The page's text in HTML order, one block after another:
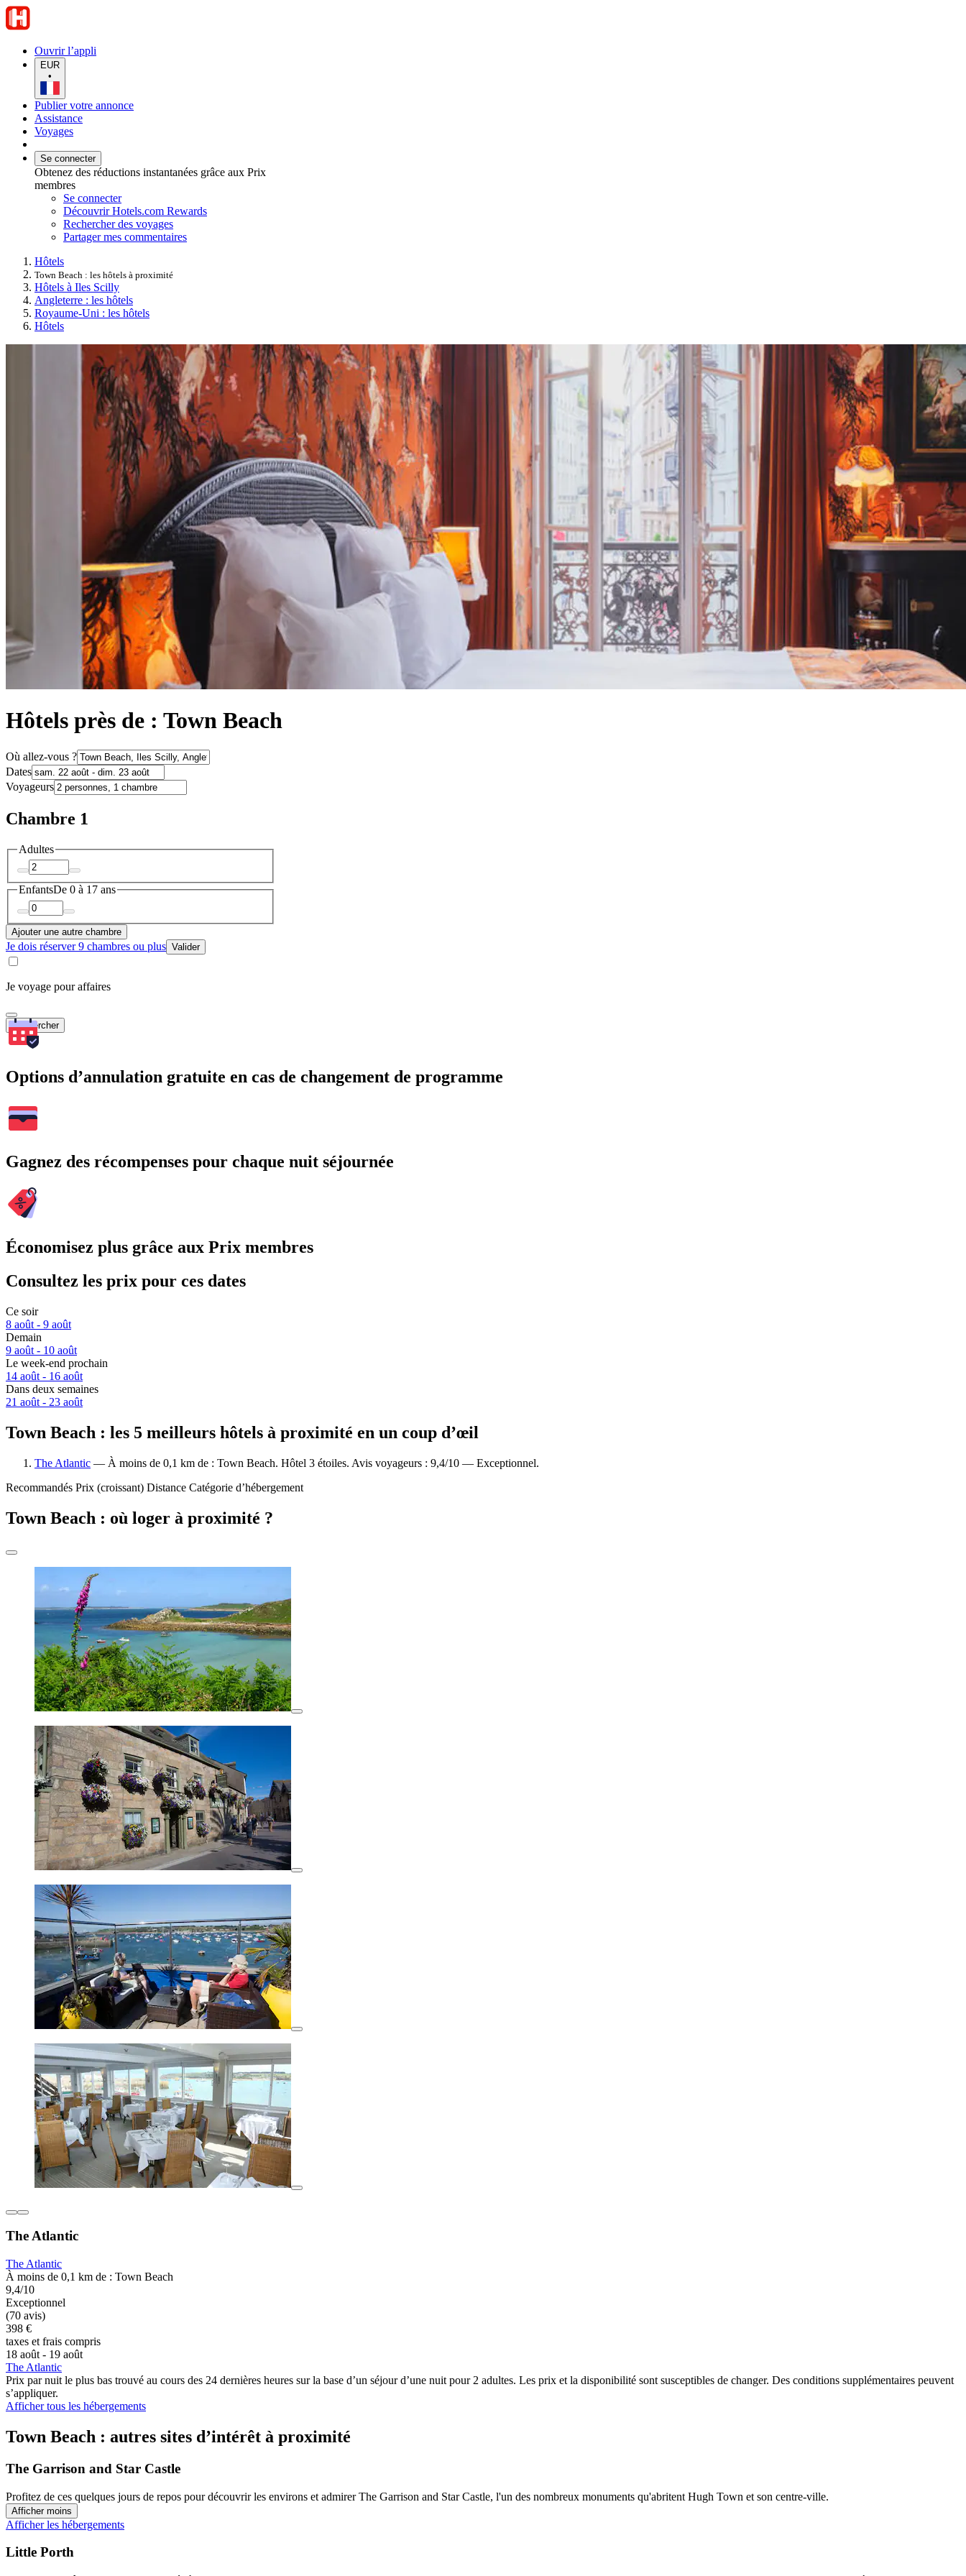
Ouvrir l’appli
EUR
•
Publier votre annonce
Assistance
Voyages
Se connecter
Obtenez des réductions instantanées grâce aux Prix
membres
Se connecter
Découvrir Hotels.com Rewards
Rechercher des voyages
Partager mes commentaires
Hôtels
Town Beach : les hôtels à proximité
Hôtels à Iles Scilly
Angleterre : les hôtels
Royaume-Uni : les hôtels
Hôtels
Hôtels près de : Town Beach
Où allez-vous ?
Dates
Voyageurs
Chambre 1
Adultes
EnfantsDe 0 à 17 ans
Ajouter une autre chambre
Je dois réserver 9 chambres ou plus Valider
Je voyage pour affaires
Rechercher
Options d’annulation gratuite en cas de changement de programme
Gagnez des récompenses pour chaque nuit séjournée
Économisez plus grâce aux Prix membres
Consultez les prix pour ces dates
Ce soir
8 août - 9 août
Demain
9 août - 10 août
Le week-end prochain
14 août - 16 août
Dans deux semaines
21 août - 23 août
Town Beach : les 5 meilleurs hôtels à proximité en un coup d’œil
The Atlantic — À moins de 0,1 km de : Town Beach. Hôtel 3 étoiles. Avis voyageurs : 9,4/10 — Exceptionnel.
Recommandés Prix (croissant) Distance Catégorie d’hébergement
Town Beach : où loger à proximité ?
The Atlantic
The Atlantic
À moins de 0,1 km de : Town Beach
9,4/10
Exceptionnel
(70 avis)
398 €
taxes et frais compris
18 août - 19 août
The Atlantic
Prix par nuit le plus bas trouvé au cours des 24 dernières heures sur la base d’un séjour d’une nuit pour 2 adultes. Les prix et la disponibilité sont susceptibles de changer. Des conditions supplémentaires peuvent
s’appliquer.
Afficher tous les hébergements
Town Beach : autres sites d’intérêt à proximité
The Garrison and Star Castle
Profitez de ces quelques jours de repos pour découvrir les environs et admirer The Garrison and Star Castle, l'un des nombreux monuments qu'abritent Hugh Town et son centre-ville.
Afficher moins
Afficher les hébergements
Little Porth